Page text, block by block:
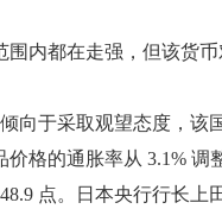
内都在走强，但该货
向于采取观望态度，
格的通胀率从 3.1% 调整
点。日本央行行长上